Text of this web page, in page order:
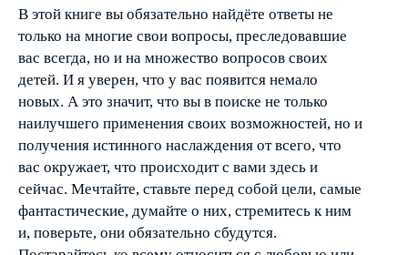
В этой книге вы обязательно найдёте ответы не
только на многие свои вопросы, преследовавшие
вас всегда, но и на множество вопросов своих
детей. И я уверен, что у вас появится немало
новых. А это значит, что вы в поиске не только
наилучшего применения своих возможностей, но и
получения истинного наслаждения от всего, что
вас окружает, что происходит с вами здесь и
сейчас. Мечтайте, ставьте перед собой цели, самые
фантастические, думайте о них, стремитесь к ним
и, поверьте, они обязательно сбудутся.